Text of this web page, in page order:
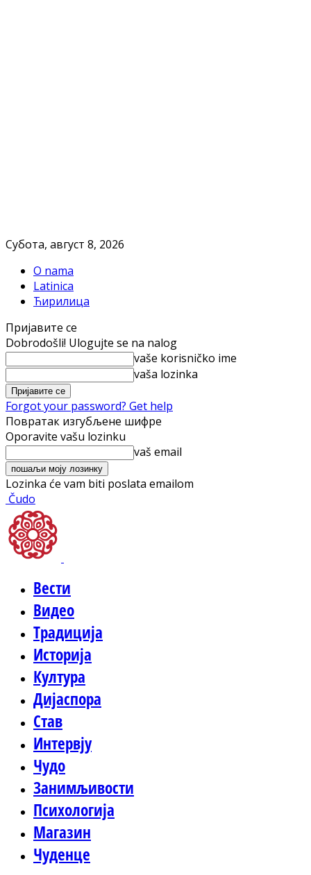
Субота, август 8, 2026
O nama
Latinica
Ћирилица
Пријавите се
Dobrodošli! Ulogujte se na nalog
vaše korisničko ime
vaša lozinka
Forgot your password? Get help
Повратак изгубљене шифре
Oporavite vašu lozinku
vaš email
Lozinka će vam biti poslata emailom
Čudo
Вести
Видео
Традиција
Историја
Култура
Дијаспора
Став
Интервју
Чудо
Занимљивости
Психологија
Магазин
Чуденце